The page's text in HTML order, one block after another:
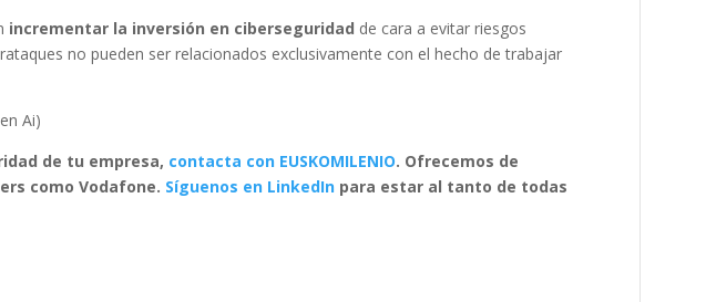
incrementar la inversión en ciberseguridad de cara a evitar riesgos
no pueden ser relacionados exclusivamente con el hecho de trabajar
Ai)
de tu empresa, contacta con EUSKOMILENIO. Ofrecemos de
como Vodafone. Síguenos en LinkedIn para estar al tanto de todas